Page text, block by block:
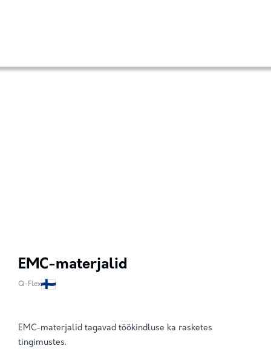
EMC-materjalid
Q-Flex
EMC-materjalid tagavad töökindluse ka rasketes
tingimustes.